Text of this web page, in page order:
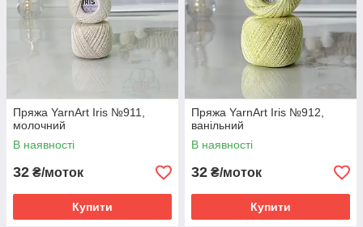
Пряжа YarnArt Iris №911,
молочний
В наявності
32 ₴/моток
Купити
Пряжа YarnArt Iris №912,
ванільний
В наявності
32 ₴/моток
Купити